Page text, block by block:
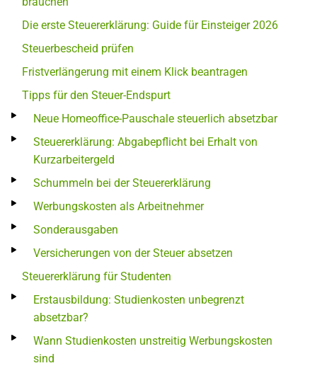
Die erste Steuererklärung: Guide für Einsteiger 2026
Steuerbescheid prüfen
Fristverlängerung mit einem Klick beantragen
Tipps für den Steuer-Endspurt
Neue Homeoffice-Pauschale steuerlich absetzbar
Steuererklärung: Abgabepflicht bei Erhalt von
Kurzarbeitergeld
Schummeln bei der Steuererklärung
Werbungskosten als Arbeitnehmer
Sonderausgaben
Versicherungen von der Steuer absetzen
Steuererklärung für Studenten
Erstausbildung: Studienkosten unbegrenzt
absetzbar?
Wann Studienkosten unstreitig Werbungskosten
sind